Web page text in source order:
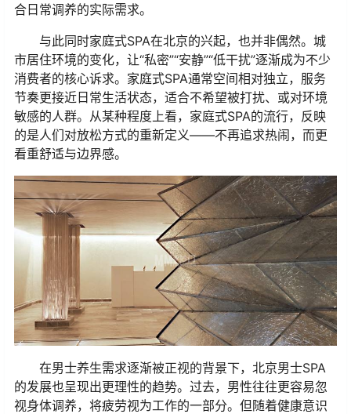
合日常调养的实际需求。
与此同时家庭式SPA在北京的兴起，也并非偶然。城
市居住环境的变化，让“私密”“安静”“低干扰”逐渐成为不少
消费者的核心诉求。家庭式SPA通常空间相对独立，服务
节奏更接近日常生活状态，适合不希望被打扰、或对环境
敏感的人群。从某种程度上看，家庭式SPA的流行，反映
的是人们对放松方式的重新定义——不再追求热闹，而更
看重舒适与边界感。
在男士养生需求逐渐被正视的背景下，北京男士SPA
的发展也呈现出更理性的趋势。过去，男性往往更容易忽
视身体调养，将疲劳视为工作的一部分。但随着健康意识